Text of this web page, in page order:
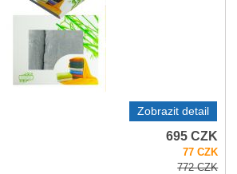
Zobrazit detail
695CZK
77CZK
772CZK